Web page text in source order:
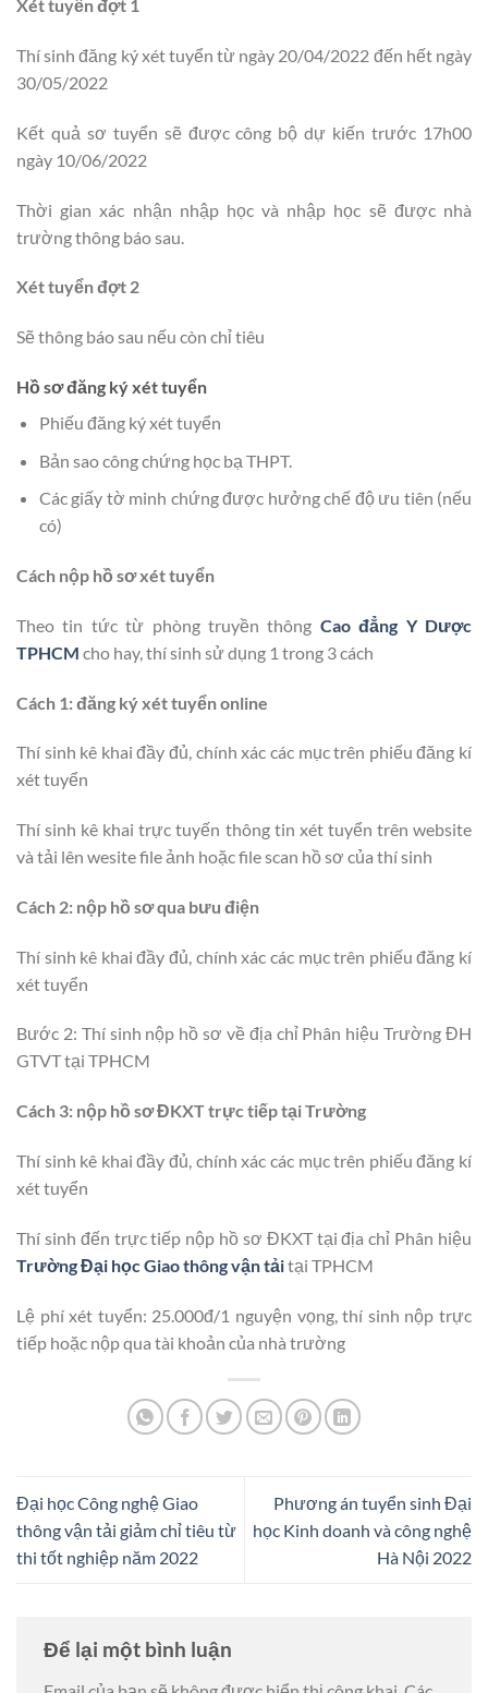
Xét tuyển đợt 1
Thí sinh đăng ký xét tuyển từ ngày 20/04/2022 đến hết ngày
30/05/2022
Kết quả sơ tuyển sẽ được công bộ dự kiến trước 17h00
ngày 10/06/2022
Thời gian xác nhận nhập học và nhập học sẽ được nhà
trường thông báo sau.
Xét tuyển đợt 2
Sẽ thông báo sau nếu còn chỉ tiêu
Hồ sơ đăng ký xét tuyển
Phiếu đăng ký xét tuyển
Bản sao công chứng học bạ THPT.
Các giấy tờ minh chứng được hưởng chế độ ưu tiên (nếu
có)
Cách nộp hồ sơ xét tuyển
Theo tin tức từ phòng truyền thông Cao đẳng Y Dược
TPHCM cho hay, thí sinh sử dụng 1 trong 3 cách
Cách 1: đăng ký xét tuyển online
Thí sinh kê khai đầy đủ, chính xác các mục trên phiếu đăng kí
xét tuyển
Thí sinh kê khai trực tuyến thông tin xét tuyển trên website
và tải lên wesite file ảnh hoặc file scan hồ sơ của thí sinh
Cách 2: nộp hồ sơ qua bưu điện
Thí sinh kê khai đầy đủ, chính xác các mục trên phiếu đăng kí
xét tuyển
Bước 2: Thí sinh nộp hồ sơ về địa chỉ Phân hiệu Trường ĐH
GTVT tại TPHCM
Cách 3: nộp hồ sơ ĐKXT trực tiếp tại Trường
Thí sinh kê khai đầy đủ, chính xác các mục trên phiếu đăng kí
xét tuyển
Thí sinh đến trực tiếp nộp hồ sơ ĐKXT tại địa chỉ Phân hiệu
Trường Đại học Giao thông vận tảitại TPHCM
Lệ phí xét tuyển: 25.000đ/1 nguyện vọng, thí sinh nộp trực
tiếp hoặc nộp qua tài khoản của nhà trường
Đại học Công nghệ Giao
thông vận tải giảm chỉ tiêu từ
thi tốt nghiệp năm 2022
Phương án tuyển sinh Đại
học Kinh doanh và công nghệ
Hà Nội 2022
Để lại một bình luận